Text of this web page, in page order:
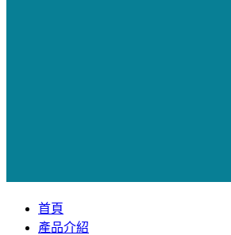
首頁
產品介紹